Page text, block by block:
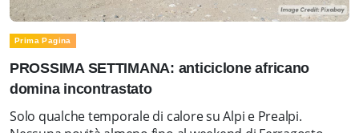
Prima Pagina
PROSSIMA SETTIMANA: anticiclone africano
domina incontrastato
Solo qualche temporale di calore su Alpi e Prealpi.